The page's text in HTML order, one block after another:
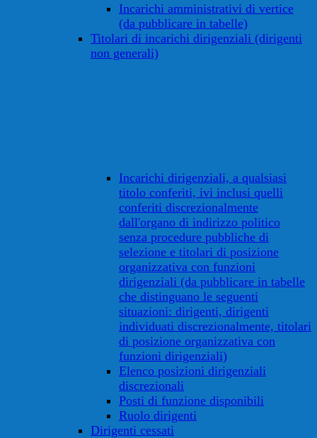
Incarichi amministrativi di vertice
(da pubblicare in tabelle)
Titolari di incarichi dirigenziali (dirigenti
non generali)
Incarichi dirigenziali, a qualsiasi
titolo conferiti, ivi inclusi quelli
conferiti discrezionalmente
dall'organo di indirizzo politico
senza procedure pubbliche di
selezione e titolari di posizione
organizzativa con funzioni
dirigenziali (da pubblicare in tabelle
che distinguano le seguenti
situazioni: dirigenti, dirigenti
individuati discrezionalmente, titolari
di posizione organizzativa con
funzioni dirigenziali)
Elenco posizioni dirigenziali
discrezionali
Posti di funzione disponibili
Ruolo dirigenti
Dirigenti cessati